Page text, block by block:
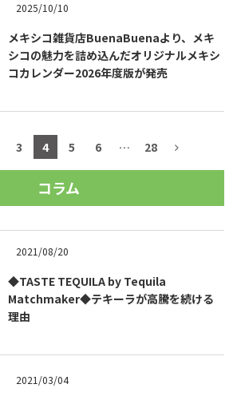
2025/10/10
メキシコ雑貨店BuenaBuenaより、メキ
シコの魅力を詰め込んだオリジナルメキシ
コカレンダー2026年度版が発売
3 4 5 6 … 28
コラム
2021/08/20
◆TASTE TEQUILA by Tequila
Matchmaker◆テキーラが高騰を続ける
理由
2021/03/04